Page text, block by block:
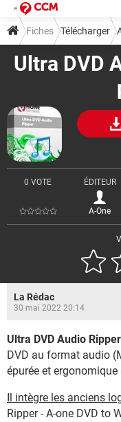
Ultra DVD
0 VOTE ÉDITEUR
A-One
Fiches Télécharger
La Rédac
30 mai 2022 20:14
Ultra DVD Audio Ripper
DVD au format audio
épurée et
Il intègre les anciens
Ripper - A-one DVD to